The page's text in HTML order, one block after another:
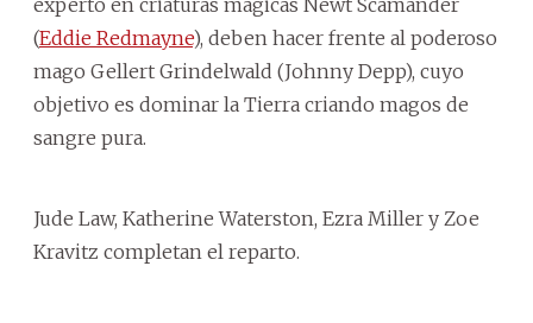
(Eddie Redmayne), deben hacer frente al poderoso
mago Gellert Grindelwald (Johnny Depp), cuyo
objetivo es dominar la Tierra criando magos de
sangre pura.
Jude Law, Katherine Waterston, Ezra Miller y Zoe
Kravitz completan el reparto.